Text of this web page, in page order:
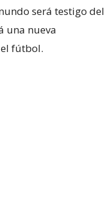
será testigo del
una nueva
fútbol.